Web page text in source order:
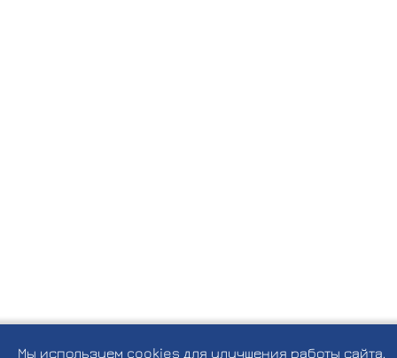
Мы используем cookies для улучшения работы сайта,